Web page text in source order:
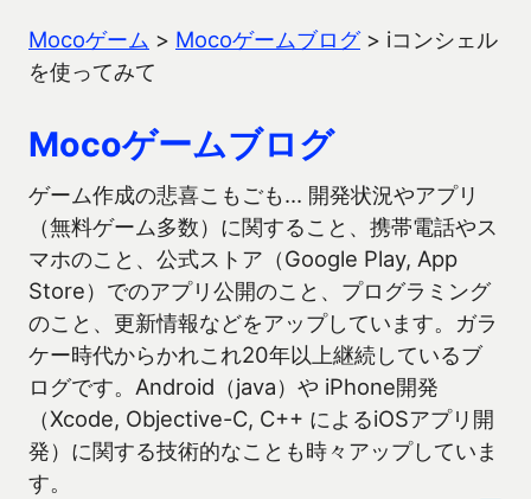
Mocoゲーム > Mocoゲームブログ> iコンシェル
を使ってみて
Mocoゲームブログ
ゲーム作成の悲喜こもごも… 開発状況やアプリ
（無料ゲーム多数）に関すること、携帯電話やス
マホのこと、公式ストア（Google Play, App
Store）でのアプリ公開のこと、プログラミング
のこと、更新情報などをアップしています。ガラ
ケー時代からかれこれ20年以上継続しているブ
ログです。Android（java）や iPhone開発
（Xcode, Objective-C, C++ によるiOSアプリ開
発）に関する技術的なことも時々アップしていま
す。